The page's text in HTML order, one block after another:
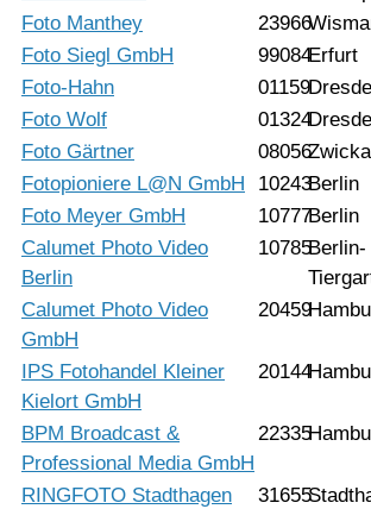
Foto Manthey
23966
Foto Siegl GmbH
99084Erfurt
Foto-Hahn
01159
Foto Wolf
01324
Foto Gärtner
08056
Fotopioniere L@N GmbH
10243Berlin
Foto Meyer GmbH
10777Berlin
Calumet Photo Video
Berlin
10785Berlin-
Calumet Photo Video
GmbH
20459
IPS Fotohandel Kleiner
Kielort GmbH
20144
BPM Broadcast &
Professional Media GmbH
22335
RINGFOTO Stadthagen 31655